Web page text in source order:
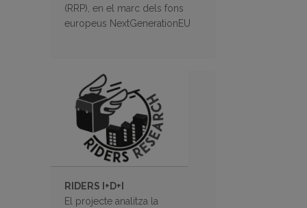
(RRP), en el marc dels fons
europeus NextGenerationEU
RIDERS I+D+I
El projecte analitza la